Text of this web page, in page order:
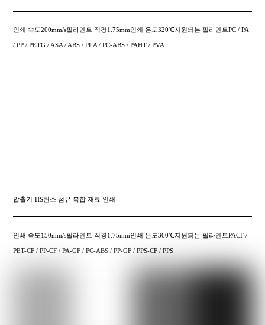
인쇄 속도200mm/s필라멘트 직경1.75mm인쇄 온도320℃지원되는 필라멘트PC / PA
/ PP / PETG / ASA / ABS / PLA / PC-ABS / PAHT / PVA
압출기-HS탄소 섬유 복합 재료 인쇄
인쇄 속도150mm/s필라멘트 직경1.75mm인쇄 온도360℃지원되는 필라멘트PACF /
PET-CF / PP-CF / PA-GF / PC-ABS / PP-GF / PPS-CF / PPS